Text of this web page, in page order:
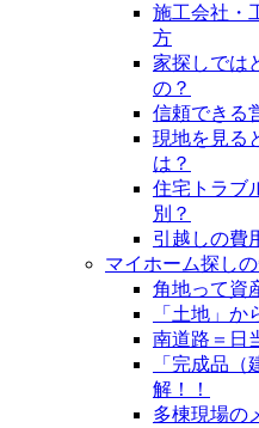
施工会社・
方
家探しでは
の？
信頼できる
現地を見る
は？
住宅トラブ
別？
引越しの費
マイホーム探し
角地って資
「土地」
南道路＝日
「完成品
解！！
多棟現場の